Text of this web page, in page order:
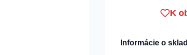
K
Informácie o